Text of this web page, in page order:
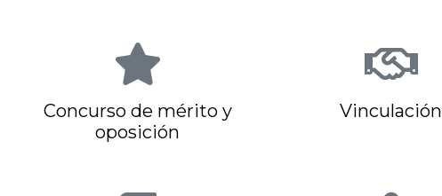
Concurso de mérito y
oposición
Vinculación